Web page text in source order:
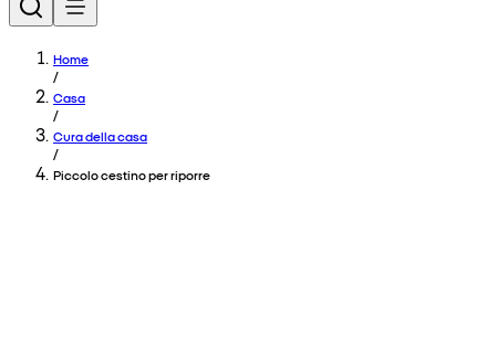
Home
/
Casa
/
Cura della casa
/
Piccolo cestino per riporre